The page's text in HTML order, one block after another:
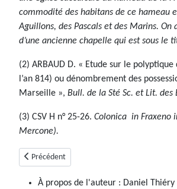
commodité des habitans de ce hameau
Aguillons, des Pascals et des Marins. On
d’une ancienne chapelle qui est sous le
(2) ARBAUD D. « Etude sur le polyptique
l’an 814) ou dénombrement des
Marseille », Bull. de la Sté Sc. et Lit. des
(3) CSV H n° 25-26. Colonica in Fraxeno
Mercone).
Article précédent : Beauvezer (04)
Précédent
À propos de l'auteur : Daniel Thiéry